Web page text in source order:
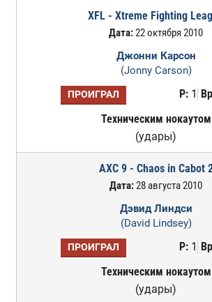
XFL - Xtreme Fighting
Дата:22 октября 2010
Джонни Карсон
(Jonny Carson)
ПРОИГРАЛ Р:1
Техническим нокаутом
(удары)
AXC 9 - Chaos in Cabot
Дата:28 августа 2010
Дэвид Линдси
(David Lindsey)
ПРОИГРАЛ Р:1
Техническим нокаутом
(удары)